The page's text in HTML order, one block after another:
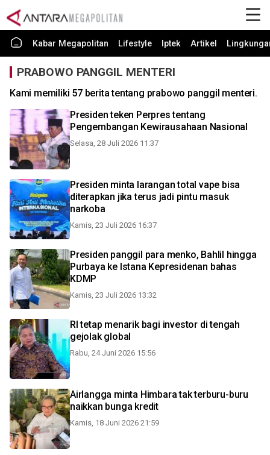
Kabar Megapolitan Lifestyle Iptek Artikel
PRABOWO PANGGIL MENTERI
Kami memiliki 57 berita tentang prabowo panggil menteri.
Presiden teken Perpres tentang
Pengembangan Kewirausahaan Nasional
Selasa, 28 Juli 2026 11:37
Presiden minta larangan total vape bisa
diterapkan jika terus jadi pintu masuk
narkoba
Kamis, 23 Juli 2026 16:37
Presiden panggil para menko, Bahlil hingga
Purbaya ke Istana Kepresidenan bahas
KDMP
Kamis, 23 Juli 2026 13:32
RI tetap menarik bagi investor di tengah
gejolak global
Rabu, 24 Juni 2026 15:56
Airlangga minta Himbara tak terburu-buru
naikkan bunga kredit
Kamis, 18 Juni 2026 21:59